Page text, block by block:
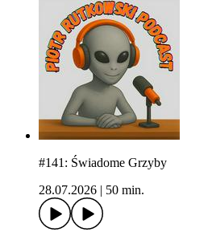
#141: Świadome Grzyby
28.07.2026
50 min.